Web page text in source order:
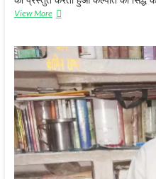
View Moreपुरूष
या
निष्कलंक
अवतार)
आगमन:
कब
आता
है